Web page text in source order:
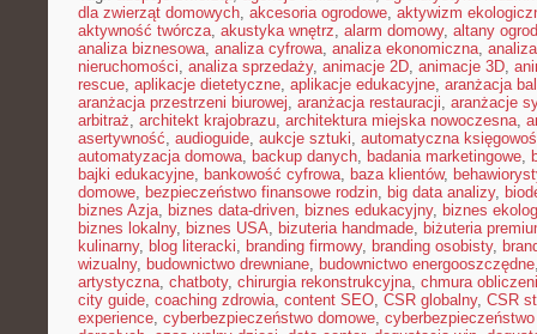
dla zwierząt domowych, akcesoria ogrodowe, aktywizm
aktywność twórcza, akustyka wnętrz, alarm domowy, altany
analiza biznesowa, analiza cyfrowa, analiza ekonomiczna,
nieruchomości, analiza sprzedaży, animacje 2D, animacje 3D,
rescue, aplikacje dietetyczne, aplikacje edukacyjne, aranżacja
aranżacja przestrzeni biurowej, aranżacja restauracji, aranżacje
arbitraż, architekt krajobrazu, architektura miejska nowoczesna,
asertywność, audioguide, aukcje sztuki, automatyczna
automatyzacja domowa, backup danych, badania marketingowe,
bajki edukacyjne, bankowość cyfrowa, baza klientów,
domowe, bezpieczeństwo finansowe rodzin, big data analizy,
biznes Azja, biznes data-driven, biznes edukacyjny, biznes
biznes lokalny, biznes USA, bizuteria handmade, biżuteria
kulinarny, blog literacki, branding firmowy, branding osobisty,
wizualny, budownictwo drewniane, budownictwo energooszczędne
artystyczna, chatboty, chirurgia rekonstrukcyjna, chmura
city guide, coaching zdrowia, content SEO, CSR globalny, CSR
experience, cyberbezpieczeństwo domowe,